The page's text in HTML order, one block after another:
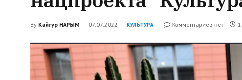
By Кайгур НАРЫМ 07.07.2022 КУЛЬТУРА Комментариев нет